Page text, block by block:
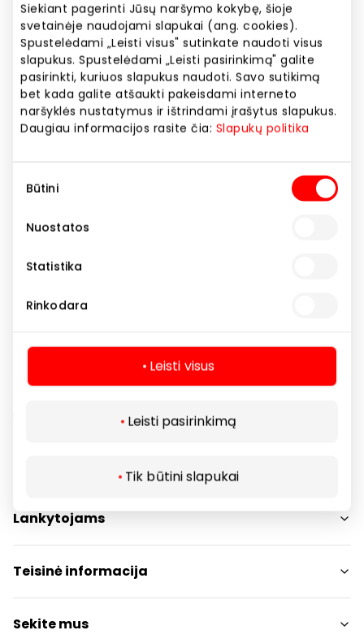
Siekiant pagerinti Jūsų naršymo kokybę, šioje
svetainėje naudojami slapukai (ang. cookies).
Spustelėdami „Leisti visus" sutinkate naudoti visus
slapukus. Spustelėdami „Leisti pasirinkimą" galite
pasirinkti, kuriuos slapukus naudoti. Savo sutikimą
bet kada galite atšaukti pakeisdami interneto
naršyklės nustatymus ir ištrindami įrašytus slapukus.
Daugiau informacijos rasite čia: Slapukų politika
pasirinkimas
Būtini
Nuostatos
Statistika
Rinkodara
Leisti visus
Leisti pasirinkimą
Tik būtini slapukai
KRISPO. Specialus pasiūlymas
ERBAL kvapams
Nuo 2026.06.22iki2026.08.31
-25% nuolaidą!
Paslaugos
Restoranai ir kavinės
Lankytojams
PC planas
Draugiški gyvūnams
Kontaktai
Akcijos
Teisinė informacija
Prekybos centro taisyklės
Slapukų politika
Sekite mus